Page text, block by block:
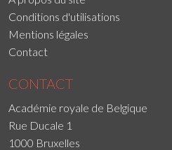
Conditions d'utilisations
Mentions légales
Contact
CONTACT
Académie royale de Belgique
Rue Ducale 1
1000 Bruxelles